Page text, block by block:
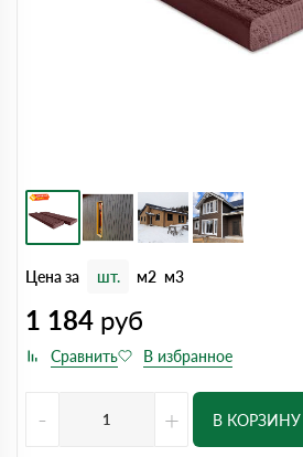
Цена за шт. м2 м3
1 184 руб
- + В КОРЗИНУ